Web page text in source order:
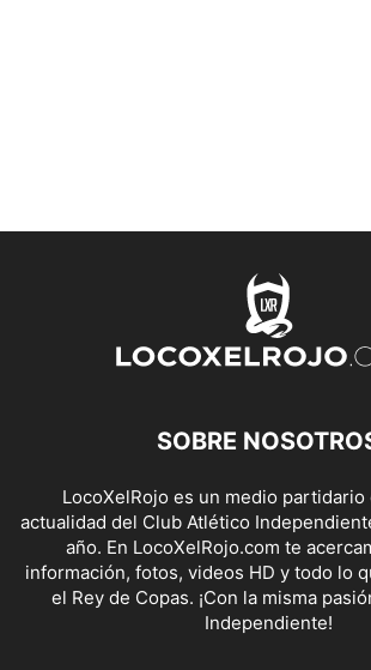
SOBRE
LocoXelRojo es un medio partidario
actualidad del Club Atlético
año. En LocoXelRojo.com te
información, fotos, videos HD y todo lo
el Rey de Copas. ¡Con la misma
Independiente!